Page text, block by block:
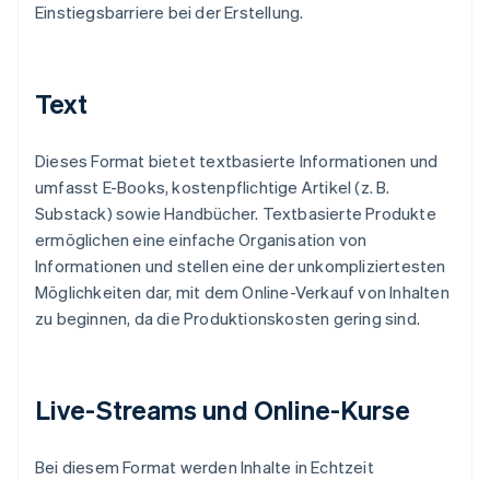
Einstiegsbarriere bei der Erstellung.
Text
Dieses Format bietet textbasierte Informationen und
umfasst E-Books, kostenpflichtige Artikel (z. B.
Substack) sowie Handbücher. Textbasierte Produkte
ermöglichen eine einfache Organisation von
Informationen und stellen eine der unkompliziertesten
Möglichkeiten dar, mit dem Online-Verkauf von Inhalten
zu beginnen, da die Produktionskosten gering sind.
Live-Streams und Online-Kurse
Bei diesem Format werden Inhalte in Echtzeit